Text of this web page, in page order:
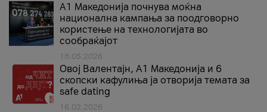
A1 Македонија почнува моќна
национална кампања за поодговорно
користење на технологијата во
сообраќајот
18.05.2026
Овој Валентајн, A1 Македонија и 6
скопски кафулиња ја отворија темата за
safe dating
16.02.2026